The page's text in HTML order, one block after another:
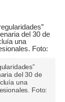
del 30 de
una
Foto: